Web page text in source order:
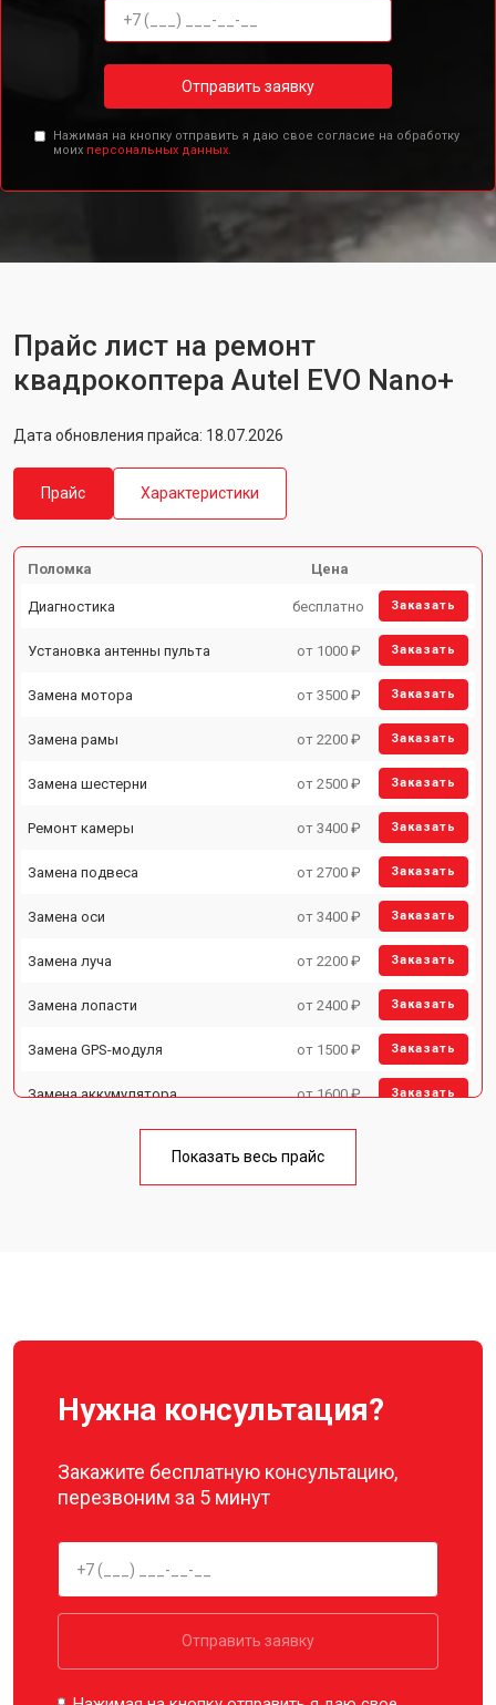
Отправить заявку
Нажимая на кнопку отправить я даю свое согласие на обработку
моих персональных данных.
Прайс лист на ремонт
квадрокоптера Autel EVO Nano+
Дата обновления прайса: 18.07.2026
Прайс Характеристики
Поломка Цена
Диагностика бесплатно Заказать
Установка антенны пульта от 1000 ₽ Заказать
Замена мотора от 3500 ₽ Заказать
Замена рамы от 2200 ₽ Заказать
Замена шестерни от 2500 ₽ Заказать
Ремонт камеры от 3400 ₽ Заказать
Замена подвеса от 2700 ₽ Заказать
Замена оси от 3400 ₽ Заказать
Замена луча от 2200 ₽ Заказать
Замена лопасти от 2400 ₽ Заказать
Замена GPS-модуля от 1500 ₽ Заказать
Замена аккумулятора от 1600 ₽ Заказать
от 1800 ₽
Показать весь прайс
Нужна консультация?
Закажите бесплатную консультацию,
перезвоним за 5 минут
Отправить заявку